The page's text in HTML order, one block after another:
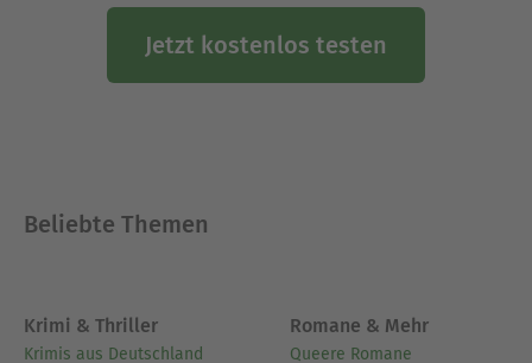
Jetzt kostenlos testen
Beliebte Themen
Krimi & Thriller
Krimis aus Deutschland
Romane & Mehr
Queere Romane